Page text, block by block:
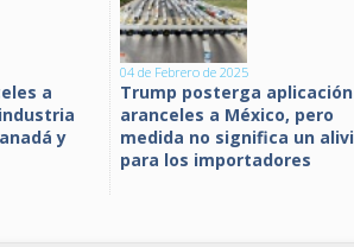
a
y
04 de Febrero de 2025
Trump posterga
aranceles a México, pero
medida no significa un
para los importadores